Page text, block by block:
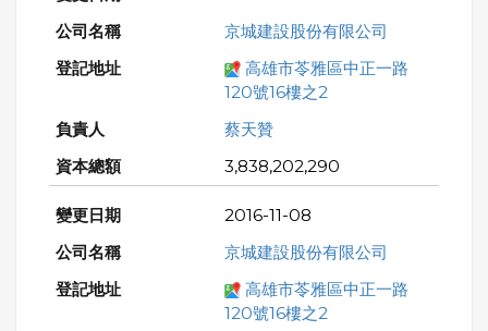
京城建設股份有限公司
高雄市苓雅區中正一路
120號16樓之2
蔡天贊
3,838,202,290
2016-11-08
京城建設股份有限公司
高雄市苓雅區中正一路
120號16樓之2